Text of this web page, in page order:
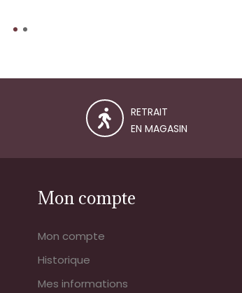
RETRAIT
EN MAGASIN
Mon compte
Mon compte
Historique
Mes informations